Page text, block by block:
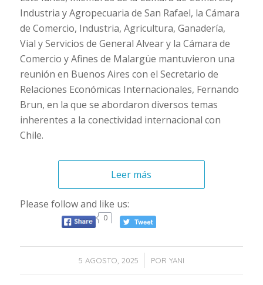
Industria y Agropecuaria de San Rafael, la Cámara
de Comercio, Industria, Agricultura, Ganadería,
Vial y Servicios de General Alvear y la Cámara de
Comercio y Afines de Malargüe mantuvieron una
reunión en Buenos Aires con el Secretario de
Relaciones Económicas Internacionales, Fernando
Brun, en la que se abordaron diversos temas
inherentes a la conectividad internacional con
Chile.
Leer más
Please follow and like us:
0
5 AGOSTO, 2025
/ POR YANI